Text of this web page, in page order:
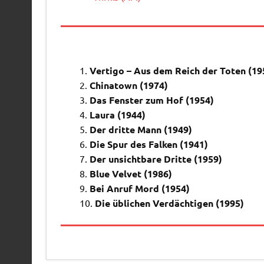
Vertigo – Aus dem Reich der Toten
Chinatown (1974)
Das Fenster zum Hof (1954)
Laura (1944)
Der dritte Mann (1949)
Die Spur des Falken (1941)
Der unsichtbare Dritte (1959)
Blue Velvet (1986)
Bei Anruf Mord (1954)
Die üblichen Verdächtigen (1995)